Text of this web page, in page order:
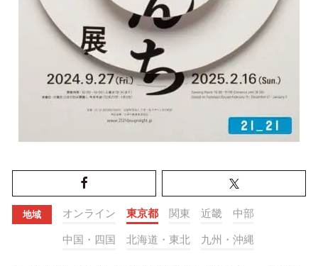
地域 オンライン 東京都 関東 近畿 中部
中国・四国 北海道・東北 九州・沖縄